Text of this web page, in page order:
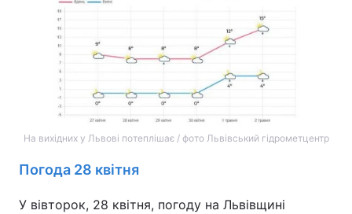
На вихідних у Львові потеплішає / фото Львівський гідрометцентр
Погода 28 квітня
У вівторок, 28 квітня, погоду на Львівщині